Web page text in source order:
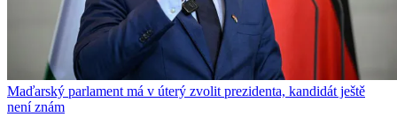
Maďarský parlament má v úterý zvolit prezidenta, kandidát ještě
není znám